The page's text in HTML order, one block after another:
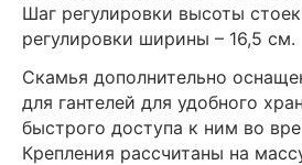
Шаг регулировки высоты
регулировки ширины – 16,5 см.
Скамья дополнительно
для гантелей для удобного
быстрого доступа к ним во
Крепления рассчитаны на